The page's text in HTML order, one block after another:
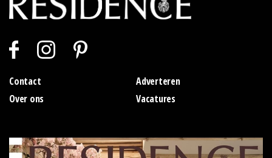
Contact
Adverteren
Over ons
Vacatures